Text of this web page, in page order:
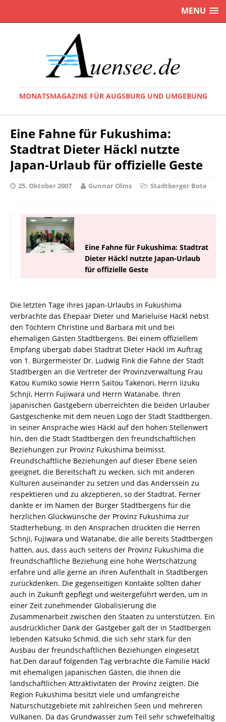
MENU
MONATSMAGAZINE FÜR AUGSBURG UND UMGEBUNG
Eine Fahne für Fukushima:
Stadtrat Dieter Häckl nutzte
Japan-Urlaub für offizielle Geste
25. Oktober 2007 Gunnar Olms Stadtberger Bote
Eine Fahne für Fukushima: Stadtrat
Dieter Häckl nutzte Japan-Urlaub
für offizielle Geste
Die letzten Tage ihres Japan-Urlaubs in Fukushima
verbrachte das Ehepaar Dieter und Marieluise Häckl nebst
den Töchtern Christine und Barbara mit und bei
ehemaligen Gästen Stadtbergens. Bei einem offiziellem
Empfang übergab dabei Stadtrat Dieter Häckl im Auftrag
von 1. Bürgermeister Dr. Ludwig Fink die Fahne der Stadt
Stadtbergen an die Vertreter der Provinzverwaltung Frau
Katou Kumiko sowie Herrn Saitou Takenori, Herrn Iizuku
Schnji, Herrn Fujiwara und Herrn Watanabe. Ihren
japanischen Gastgebern überreichten die beiden Urlauber
Gastgeschenke mit dem neuen Logo der Stadt Stadtbergen.
In seiner Ansprache wies Häckl auf den hohen Stellenwert
hin, den die Stadt Stadtbergen den freundschaftlichen
Beziehungen zur Provinz Fukushima beimisst.
Freundschaftliche Beziehungen auf dieser Ebene seien
geeignet, die Bereitschaft zu wecken, sich mit anderen
Kulturen auseinander zu setzen und das Anderssein zu
respektieren und zu akzeptieren, so der Stadtrat. Ferner
dankte er im Namen der Bürger Stadtbergens für die
herzlichen Glückwünsche der Provinz Fukushima zur
Stadterhebung. In den Ansprachen drückten die Herren
Schnji, Fujiwara und Watanabe, die alle bereits Stadtbergen
hatten, aus, dass auch seitens der Provinz Fukushima die
freundschaftliche Beziehung eine hohe Wertschätzung
erfahre und alle gerne an ihren Aufenthalt in Stadtbergen
zurückdenken. Die gegenseitigen Kontakte sollten daher
auch in Zukunft gepflegt und weitergeführt werden, um in
einer Zeit zunehmender Globalisierung die
Zusammenarbeit zwischen den Staaten zu unterstützen. Ein
ausdrücklicher Dank der Gastgeber galt der in Stadtbergen
lebenden Katsuko Schmid, die sich sehr stark für den
Ausbau der freundschaftlichen Beziehungen eingesetzt
hat.Den darauf folgenden Tag verbrachte die Familie Häckl
mit ehemaligen japanischen Gästen, die ihnen die
landschaftlichen Attraktivitäten der Provinz zeigten. Die
Region Fukushima besitzt viele und umfangreiche
Naturschutzgebiete mit zahlreichen Seen und mehreren
Vulkanen. Da das Grundwasser zum Teil sehr schwefelhaltig